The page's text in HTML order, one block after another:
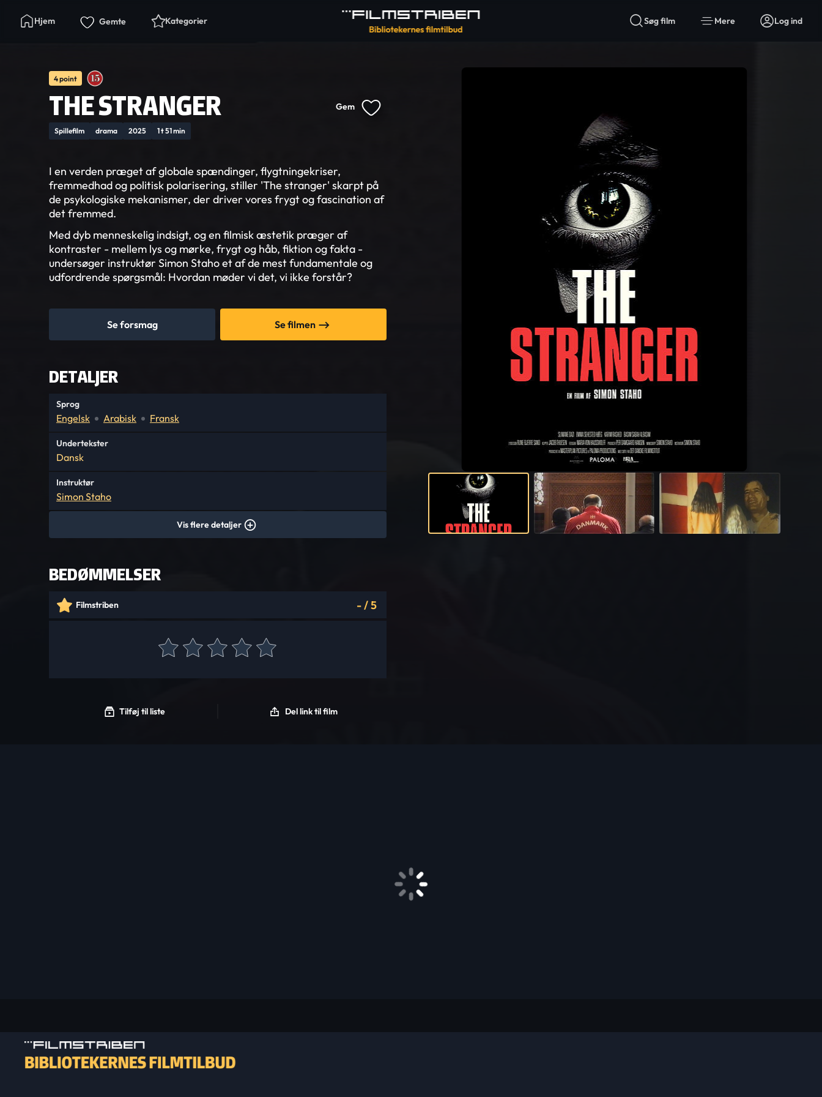
Hjem Gemte Kategorier Søg film Mere Log ind
4 point
THE STRANGER Gem
Spillefilm drama 2025 1 t 51 min
I en verden præget af globale spændinger, flygtningekriser,
fremmedhad og politisk polarisering, stiller 'The stranger' skarpt på
de psykologiske mekanismer, der driver vores frygt og fascination af
det fremmed.
Med dyb menneskelig indsigt, og en filmisk æstetik præger af
kontraster - mellem lys og mørke, frygt og håb, fiktion og fakta -
undersøger instruktør Simon Staho et af de mest fundamentale og
udfordrende spørgsmål: Hvordan møder vi det, vi ikke forstår?
Se forsmag Se filmen
DETALJER
Sprog
Engelsk Arabisk Fransk
Undertekster
Dansk
Instruktør
Simon Staho
Vis flere detaljer
BEDØMMELSER
Filmstriben -/5
Tilføj til liste Del link til film